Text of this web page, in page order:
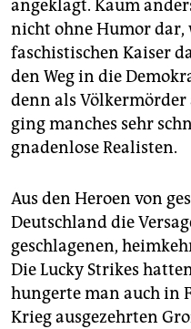
angeklagt. Kaum
nicht ohne Humor dar,
faschistischen Kaiser
den Weg in die
denn als Völkermörder
ging manches sehr
gnadenlose Realisten.
Aus den Heroen von
Deutschland die
geschlagenen,
Die Lucky Strikes
hungerte man auch in
Krieg ausgezehrten